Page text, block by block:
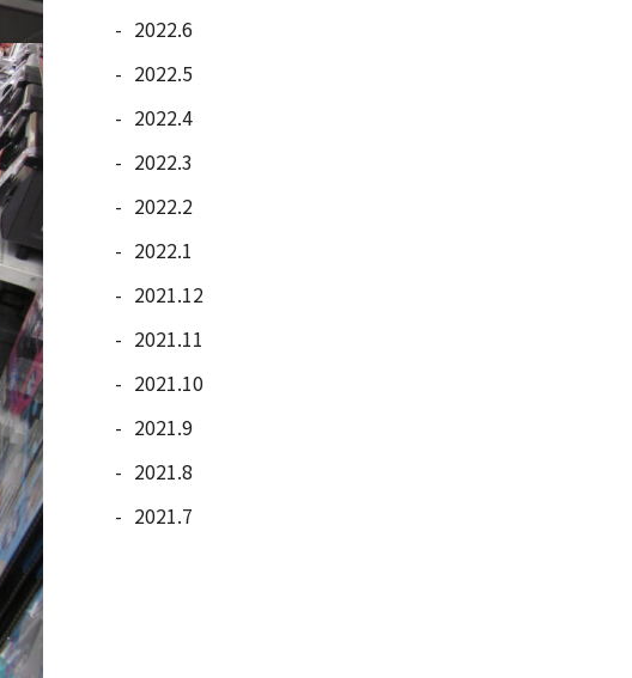
2022.6
2022.5
2022.4
2022.3
2022.2
2022.1
2021.12
2021.11
2021.10
2021.9
2021.8
2021.7